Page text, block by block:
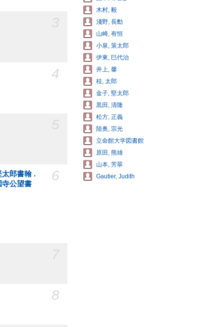
4
6
郎書翰 .
寺公望書
8
木村, 毅
淺野, 長勳
山崎, 有恒
小泉, 策太郎
伊東, 巳代治
井上, 馨
桂, 太郎
金子, 堅太郎
黒田, 清隆
松方, 正義
陸奥, 宗光
立命館大学図書館
原田, 熊雄
山本, 芳翠
Gautier, Judith